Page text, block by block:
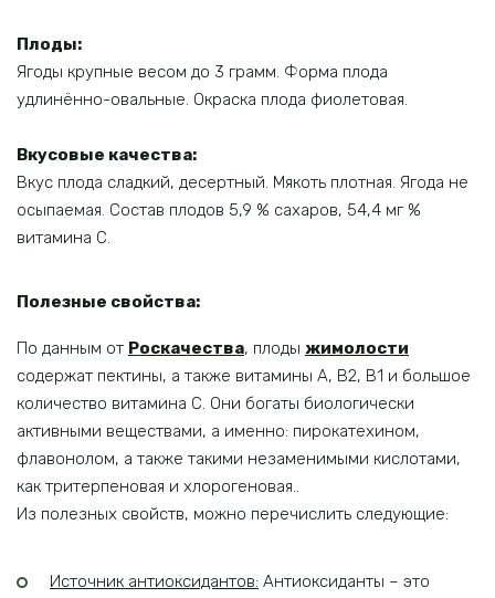
Плоды:
Ягоды крупные весом до 3 грамм. Форма плода
удлинённо-овальные. Окраска плода фиолетовая.
Вкусовые качества:
Вкус плода сладкий, десертный. Мякоть плотная. Ягода не
осыпаемая. Состав плодов 5,9 % сахаров, 54,4 мг %
витамина С.
Полезные свойства:
По данным от Роскачества, плоды жимолости
содержат пектины, а также витамины А, В2, B1 и большое
количество витамина С. Они богаты биологически
активными веществами, а именно: пирокатехином,
флавонолом, а также такими незаменимыми кислотами,
как тритерпеновая и хлорогеновая..
Из полезных свойств, можно перечислить следующие:
Источник антиоксидантов: Антиоксиданты – это